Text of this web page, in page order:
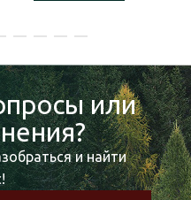
или
и найти